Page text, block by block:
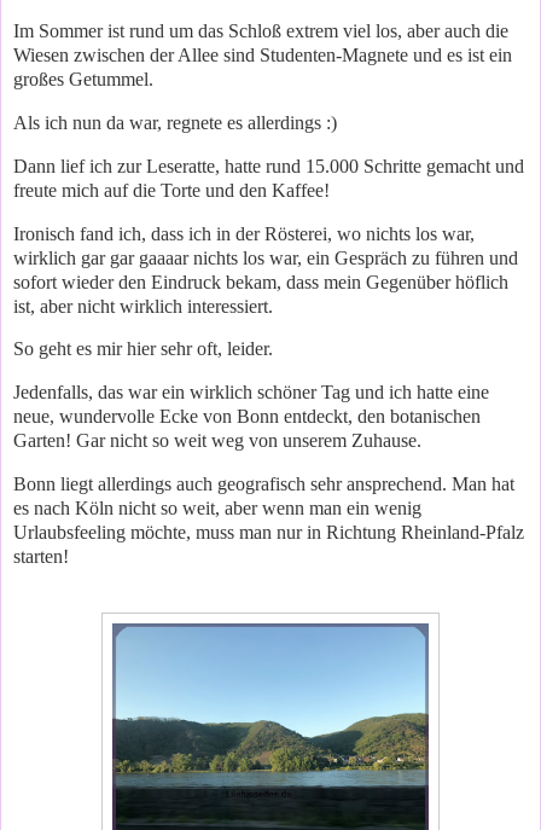
Im Sommer ist rund um das Schloß extrem viel los, aber auch die
Wiesen zwischen der Allee sind Studenten-Magnete und es ist ein
großes Getummel.
Als ich nun da war, regnete es allerdings :)
Dann lief ich zur Leseratte, hatte rund 15.000 Schritte gemacht und
freute mich auf die Torte und den Kaffee!
Ironisch fand ich, dass ich in der Rösterei, wo nichts los war,
wirklich gar gar gaaaar nichts los war, ein Gespräch zu führen und
sofort wieder den Eindruck bekam, dass mein Gegenüber höflich
ist, aber nicht wirklich interessiert.
So geht es mir hier sehr oft, leider.
Jedenfalls, das war ein wirklich schöner Tag und ich hatte eine
neue, wundervolle Ecke von Bonn entdeckt, den botanischen
Garten! Gar nicht so weit weg von unserem Zuhause.
Bonn liegt allerdings auch geografisch sehr ansprechend. Man hat
es nach Köln nicht so weit, aber wenn man ein wenig
Urlaubsfeeling möchte, muss man nur in Richtung Rheinland-Pfalz
starten!